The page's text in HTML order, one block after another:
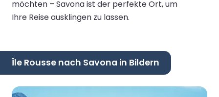
möchten – Savona ist der perfekte Ort, um
Ihre Reise ausklingen zu lassen.
Île Rousse nach Savona in Bildern